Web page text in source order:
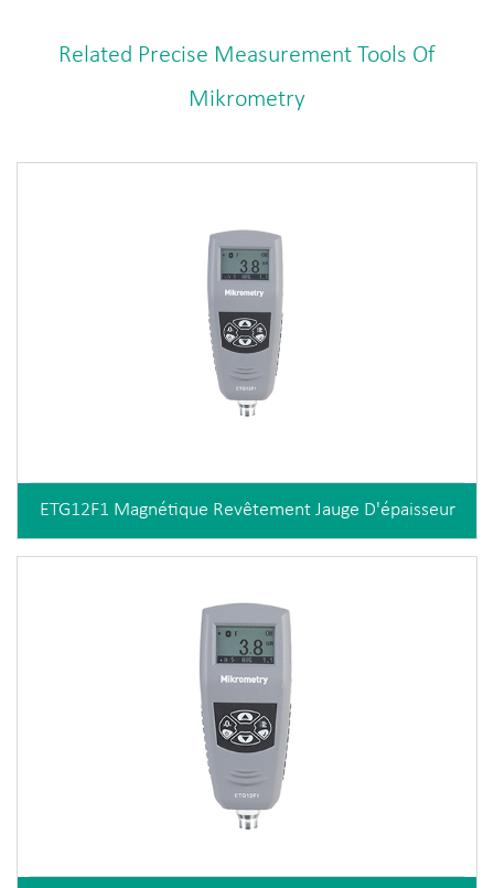
Related Precise Measurement Tools Of
Mikrometry
ETG12F1 Magnétique Revêtement Jauge D'épaisseur